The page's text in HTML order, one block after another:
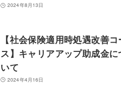
2024年8月13日
【社会保険適用時処遇改善コ
ス】キャリアアップ助成金に
いて
2024年4月16日